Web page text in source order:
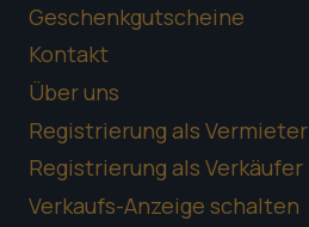
Geschenkgutscheine
Kontakt
Über uns
Registrierung als Vermieter
Registrierung als Verkäufer
Verkaufs-Anzeige schalten